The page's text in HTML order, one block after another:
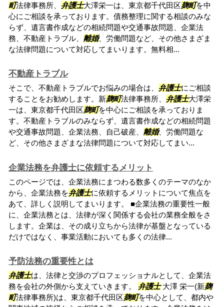
町法律事務所、 弁護士大澤栄一は、東京都千代田区麹町を中
心にご相談を承っております。債務整理に関する相談のみな
らず、遺言書作成などの相続問題や交通事故問題、企業法
務、不動産トラブル、 離婚、労働問題など、その他さまざま
な法律問題について対応してまいります。無料相...
不動産トラブル
そこで、不動産トラブルでお悩みの場合は、 弁護士にご相談
することをお勧めします。新麹町法律事務所、 弁護士大澤栄
一は、東京都千代田区麹町を中心にご相談を承っておりま
す。不動産トラブルのみならず、遺言書作成などの相続問題
や交通事故問題、企業法務、自己破産、 離婚、労働問題な
ど、その他さまざまな法律問題について対応してまい...
企業法務を弁護士に依頼するメリット
このページでは、企業法務にまつわる数多くのテーマのなか
から、企業法務を弁護士に依頼するメリットについて焦点を
あて、詳しく説明してまいります。 ■企業法務の重要性一般
に、企業法務とは、法律が深く関係する会社の業務全般をさ
します。企業は、その成り立ちから法律が基盤となっている
だけではなく、事業活動においても多くの法律...
予防法務の重要性とは
弁護士は、法律と交渉のプロフェッショナルとして、企業法
務を会社の外側から支えていきます。 弁護士大澤 栄一(新麹
町法律事務所)は、東京都千代田区麹町を中心として、都内や